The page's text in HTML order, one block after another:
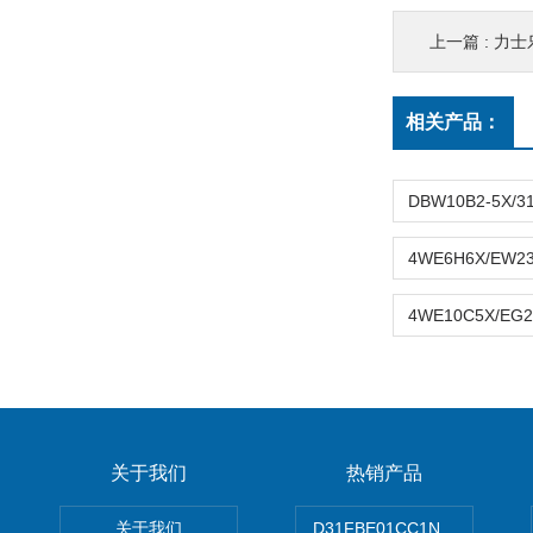
上一篇 : 力士
相关产品：
关于我们
关于我们
热销产品